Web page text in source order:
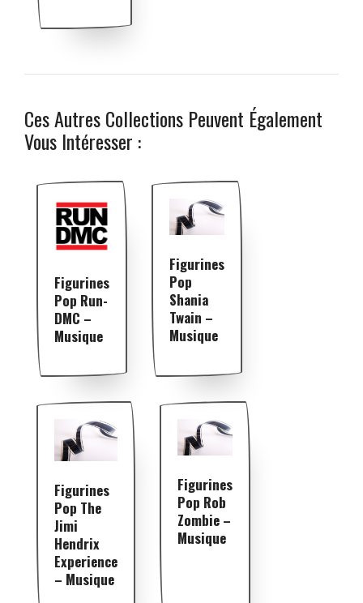
Ces Autres Collections Peuvent Également
Vous Intéresser :
Figurines
Pop Run-
DMC –
Musique
Figurines
Pop
Shania
Twain –
Musique
Figurines
Pop The
Jimi
Hendrix
Experience
– Musique
Figurines
Pop Rob
Zombie –
Musique